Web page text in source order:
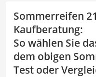
Sommerreifen
Kaufberatung:
So wählen Sie
dem obigen
Test oder